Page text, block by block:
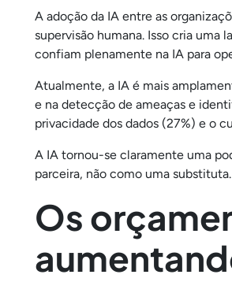
A adoção da IA entre as
supervisão humana. Isso cria uma
confiam plenamente na IA para
Atualmente, a IA é mais
e na detecção de ameaças e
privacidade dos dados (27%) e o
A IA tornou-se claramente uma
parceira, não como uma substituta.
Os